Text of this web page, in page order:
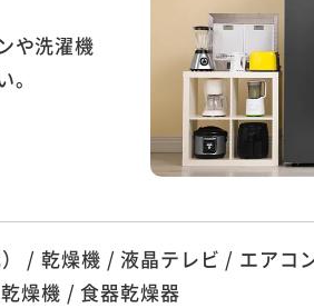
や洗濯機
/ 乾燥機 / 液晶テレビ / エアコ
燥機 / 食器乾燥器